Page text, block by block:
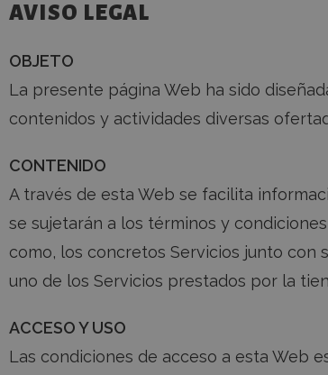
AVISO LEGAL
OBJETO
La presente página Web ha sido
contenidos y actividades diversas
CONTENIDO
A través de esta Web se facilita
se sujetarán a los términos y
como, los concretos Servicios junto con
uno de los Servicios prestados por la
ACCESO Y USO
Las condiciones de acceso a esta Web